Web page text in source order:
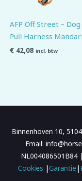
AFP Off Street –
Pull Harness
€ 42,08 incl. btw
Binnenhoven 10,
Email:
NL004086501B84 |
Cookies |Garantie |